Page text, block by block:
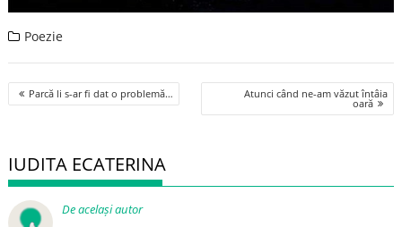
Poezie
Post
navigation
Parcă li s-ar fi dat o problemă… Atunci când ne-am văzut întâia
oară
IUDITA ECATERINA
De același autor